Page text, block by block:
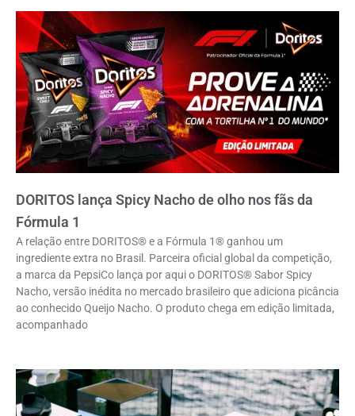
DORITOS lança Spicy Nacho de olho nos fãs da
Fórmula 1
A relação entre DORITOS® e a Fórmula 1® ganhou um
ingrediente extra no Brasil. Parceira oficial global da competição,
a marca da PepsiCo lança por aqui o DORITOS® Sabor Spicy
Nacho, versão inédita no mercado brasileiro que adiciona picância
ao conhecido Queijo Nacho. O produto chega em edição limitada,
acompanhado